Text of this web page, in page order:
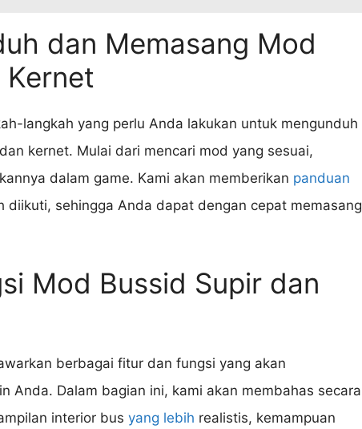
dan Memasang Mod
langkah yang perlu Anda lakukan untuk mengunduh
kernet. Mulai dari mencari mod yang sesuai,
dalam game. Kami akan memberikan panduan
diikuti, sehingga Anda dapat dengan cepat memasang
Mod Bussid Supir dan
berbagai fitur dan fungsi yang akan
Anda. Dalam bagian ini, kami akan membahas secara
interior bus yang lebih realistis, kemampuan